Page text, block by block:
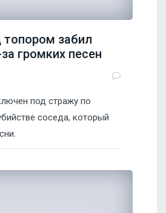
топором забил
громких песен
под стражу по
соседа, который